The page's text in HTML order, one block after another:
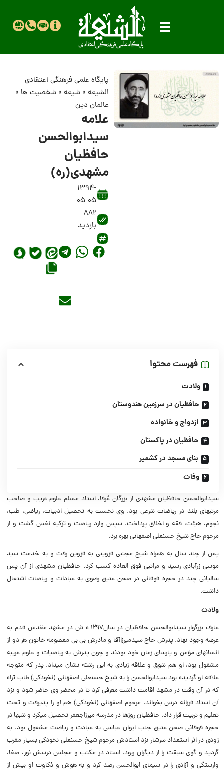
پایگاه علمی فرهنگی اعتقادی
الشیعه» شیعه» شخصیت ها »
عالمان دین
علامه
سیدابوالحسن
حافظیان
مشهدی(ره)
1394-
05-05
882
بازدید
فهرست محتوا
ولادت
حافظیان در سرزمین هندوستان
ازدواج و خانواده
حافظیان در پاکستان
بنای مسجد در کشمیر
وفات
سیدابوالحسن حافظیان مشهدی از بزرگان عُرفا، استاد مسلم علوم غریب و صاحب
مرتبه‏ای بلند در ریاضات شرعی بود. وی نخست به تحصیل ادبیات، ریاضی، طب،
نجوم، هیئت، فقه و اخلاق پرداخت. سپس وارد ریاضت و تزکیه نفس گشت و از
مرحوم حاج شیخ حسنعلی اصفهانی بهره برد.
پس از چند سال به همراه شیخ مجتبی قزوینی به قزوین رفت و به خدمت سید
موسی زرآبادی رسید و مراتبی فوق ‏العاده کسب کرد. حافظیان مشهدی از آن پس
سالیانی چند در حجره فوقانی در صحن عتیق رضوی به عبادات و ریاضات اشتغال
داشت.
ولادت
عارف بزرگوار سیدابوالحسن حافظیان در سال۱۲۹۷ ه ش در مشهد مقدس قدم به
عرصه وجود نهاد. پدرش حاج سیدمیرزاآقا و مادرش بی بی معصومه‏ خاتون هر دو از
انسان‏های مؤمن و پارسای زمان خود بودند و چون پدرش به ریاضیات و علوم غریبه
مشغول بود، او هم شوق و علاقه زیادی به این رشته نشان می‏داد. پدر که متوجه
علاقه او گردیده بود سیدابوالحسن را به شیخ حسنعلی اصفهانی (نخودکی) طاب ثراه
که در آن وقت در مشهد اقامت داشت معرفی کرد تا در محضر وی حاضر شود و نزد
آن استاد فرزانه درس بخواند. مرحوم اصفهانی (نخودکی) هم او را پذیرفت و تحت
تعلیم و تربیت قرار داد. حافظیان روزها در مدرسه میرزاجعفر تحصیل می‏کرد و شب‏ها در
حجره فوقانی صحن عتیق جنب ایوان عباسی به عبادت و ریاضت مشغول بود. به
زودی در اثر استعداد سرشار نزد استادش مرحوم شیخ حسنعلی نخودکی بسیار مقرب
گردید و گوی سبقت را از دیگران ربود. استاد در مکتب و مجلس درسش نور، صفا،
وارستگی و آزادی را در سیمای ابوالحسن رصد کرد و به هوش و ذکاوت او بیش از